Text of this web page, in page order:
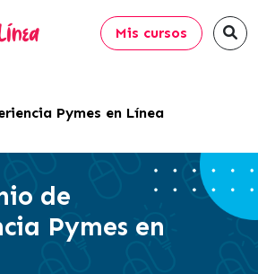
Mis cursos
Pymes en Línea
de
Pymes en